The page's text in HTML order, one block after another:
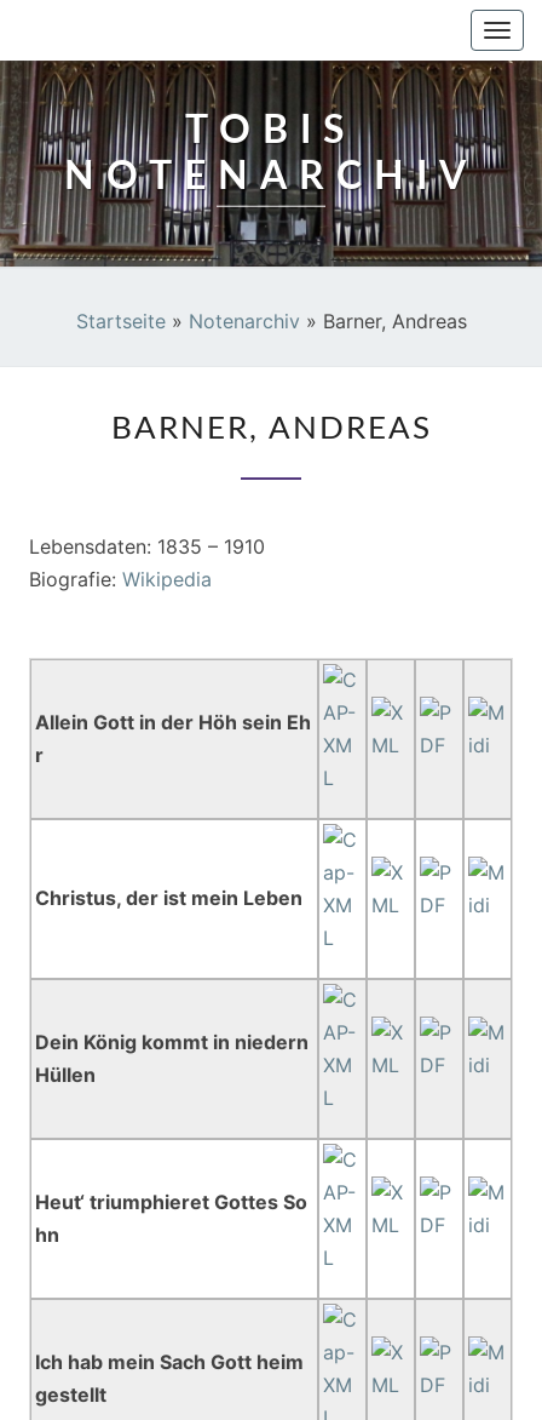
TOBIS
NOTENARCHIV
Startseite» Notenarchiv » Barner, Andreas
ANDREAS
BARNER, ANDREAS
Lebensdaten: 1835 – 1910
Biografie: Wikipedia
Allein Gott in der Höh sein Eh
r
Christus, der ist mein Leben
Dein König kommt in niedern
Hüllen
Heut‘ triumphieret Gottes So
hn
Ich hab mein Sach Gott heim
gestellt